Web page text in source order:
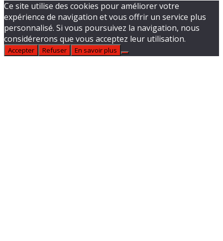
Ce site utilise des cookies pour améliorer votre
expérience de navigation et vous offrir un service plus
personnalisé. Si vous poursuivez la navigation, nous
considérerons que vous acceptez leur utilisation.
Accepter Refuser En savoir plus